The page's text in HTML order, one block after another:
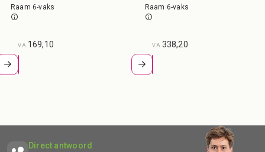
Raam 6-vaks
V.A. 169,10
Raam 6-vaks
V.A. 338,20
Direct antwoord